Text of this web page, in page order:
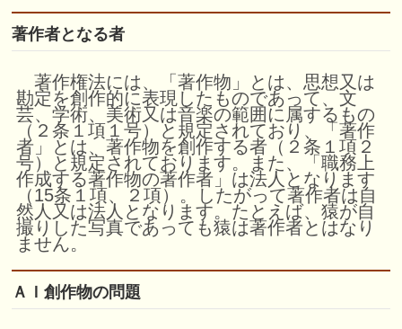
著作者となる者
著作権法には、「著作物」とは、思想又は
勘定を創作的に表現したものであって、文
芸、学術、美術又は音楽の範囲に属するもの
（２条１項１号）と規定されており、「著作
者」とは、著作物を創作する者（２条１項２
号）と規定されております。また、「職務上
作成する著作物の著作者」は法人となります
（15条１項、２項）。したがって著作者は自
然人又は法人となります。たとえば、猿が自
撮りした写真であっても猿は著作者とはなり
ません。
ＡＩ創作物の問題